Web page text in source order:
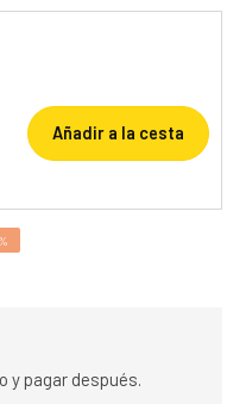
Añadir a la cesta
y pagar después.